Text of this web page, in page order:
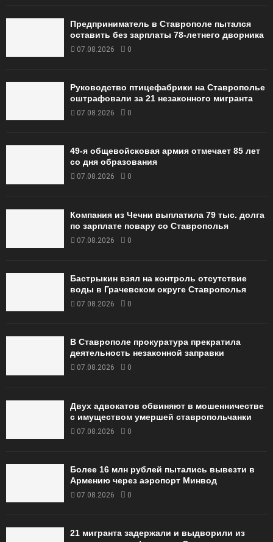
Предприниматель в Ставрополе пытался
оставить без зарплаты 78-летнего дворника
07.08.2026 0
Руководство птицефабрики на Ставрополье
оштрафовали за 21 незаконного мигранта
07.08.2026 0
49‑я общевойсковая армия отмечает 85 лет
со дня образования
07.08.2026 0
Компания из Чечни выплатила 79 тыс. долга
по зарплате повару со Ставрополья
07.08.2026 0
Бастрыкин взял на контроль отсутствие
воды в Грачевском округе Ставрополья
07.08.2026 0
В Ставрополе прокуратура прекратила
деятельность незаконной заправки
07.08.2026 0
Двух адвокатов обвиняют в мошенничестве
с имуществом умершей ставропольчанки
07.08.2026 0
Более 16 млн рублей пытались вывезти в
Армению через аэропорт Минвод
07.08.2026 0
21 мигранта задержали и выдворили из